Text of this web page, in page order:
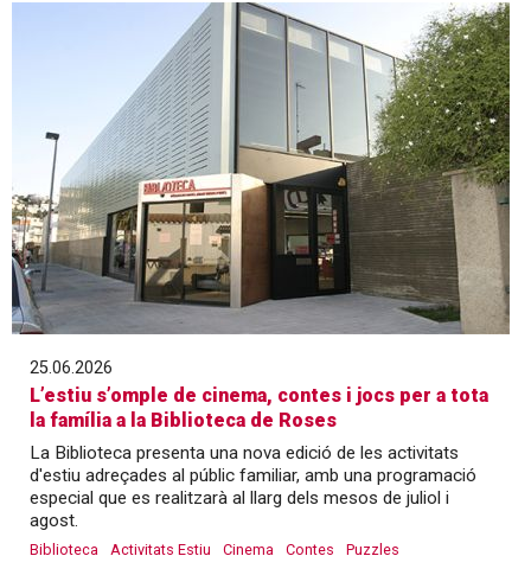
25.06.2026
L’estiu s’omple de cinema, contes i jocs per a tota
la família a la Biblioteca de Roses
La Biblioteca presenta una nova edició de les activitats
d'estiu adreçades al públic familiar, amb una programació
especial que es realitzarà al llarg dels mesos de juliol i
agost.
Biblioteca Activitats Estiu Cinema Contes Puzzles